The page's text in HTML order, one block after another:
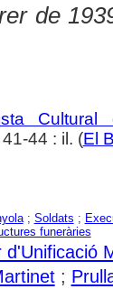
de
Cultural
44 : il. (El
; Soldats ;
funeràries
d'Unificació
;